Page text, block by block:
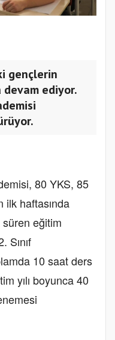
gençlerin
ediyor.
80 YKS, 85
ilk haftasında
eğitim
Sınıf
10 saat ders
yılı boyunca 40